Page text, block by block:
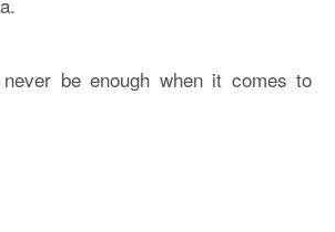
be enough when it comes to